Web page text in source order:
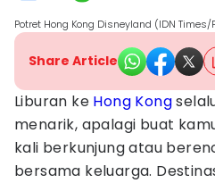
Potret Hong Kong Disneyland (IDN
Share Article
Liburan ke Hong Kong
menarik, apalagi buat
kali berkunjung atau
bersama keluarga.